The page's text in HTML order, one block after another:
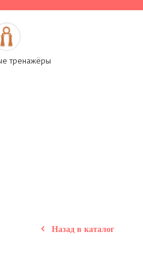
тренажёры
Назад в каталог